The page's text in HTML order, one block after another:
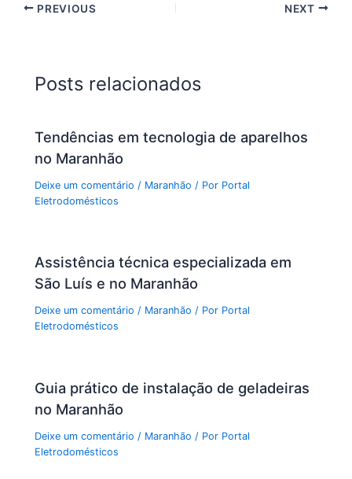
PREVIOUS NEXT
Posts relacionados
Tendências em tecnologia de aparelhos
no Maranhão
Deixe um comentário / Maranhão / Por Portal
Eletrodomésticos
Assistência técnica especializada em
São Luís e no Maranhão
Deixe um comentário / Maranhão / Por Portal
Eletrodomésticos
Guia prático de instalação de geladeiras
no Maranhão
Deixe um comentário / Maranhão / Por Portal
Eletrodomésticos